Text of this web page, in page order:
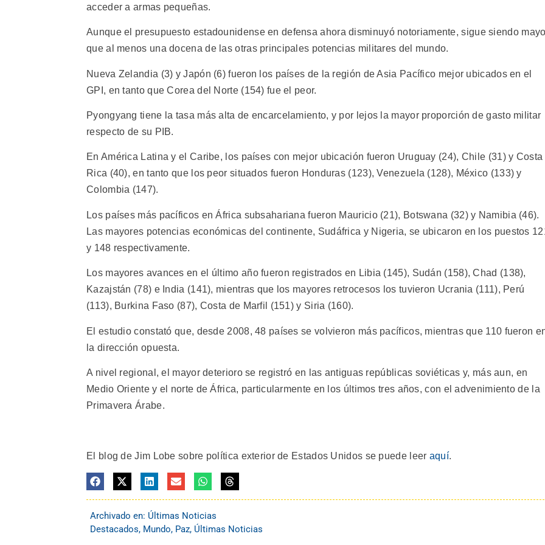
acceder a armas pequeñas.
Aunque el presupuesto estadounidense en defensa ahora disminuyó notoriamente, sigue siendo
que al menos una docena de las otras principales potencias militares del mundo.
Nueva Zelandia (3) y Japón (6) fueron los países de la región de Asia Pacífico mejor ubicados en el
GPI, en tanto que Corea del Norte (154) fue el peor.
Pyongyang tiene la tasa más alta de encarcelamiento, y por lejos la mayor proporción de gasto militar
respecto de su PIB.
En América Latina y el Caribe, los países con mejor ubicación fueron Uruguay (24), Chile (31) y Costa
Rica (40), en tanto que los peor situados fueron Honduras (123), Venezuela (128), México (133) y
Colombia (147).
Los países más pacíficos en África subsahariana fueron Mauricio (21), Botswana (32) y Namibia (46).
Las mayores potencias económicas del continente, Sudáfrica y Nigeria, se ubicaron en los puestos
y 148 respectivamente.
Los mayores avances en el último año fueron registrados en Libia (145), Sudán (158), Chad (138),
Kazajstán (78) e India (141), mientras que los mayores retrocesos los tuvieron Ucrania (111), Perú
(113), Burkina Faso (87), Costa de Marfil (151) y Siria (160).
El estudio constató que, desde 2008, 48 países se volvieron más pacíficos, mientras que 110 fueron
la dirección opuesta.
A nivel regional, el mayor deterioro se registró en las antiguas repúblicas soviéticas y, más aun, en
Medio Oriente y el norte de África, particularmente en los últimos tres años, con el advenimiento de la
Primavera Árabe.
El blog de Jim Lobe sobre política exterior de Estados Unidos se puede leer aquí.
Archivado en: Últimas Noticias
Destacados, Mundo, Paz, Últimas Noticias